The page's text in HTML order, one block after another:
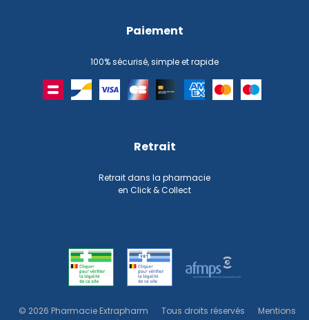
Paiement
100% sécurisé, simple et rapide
Retrait
Retrait dans la pharmacie
en Click & Collect
© 2026 Pharmacie Extrapharm Tous droits réservés
Mentions